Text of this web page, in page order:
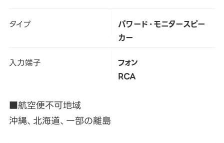
タイプ
パワード・モニタースピー
カー
入力端子
フォン
RCA
■航空便不可地域
沖縄、北海道、一部の離島